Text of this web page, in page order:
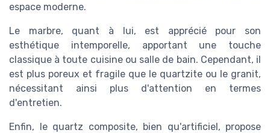
espace moderne.
Le marbre, quant à lui, est apprécié pour son
esthétique intemporelle, apportant une touche
classique à toute cuisine ou salle de bain. Cependant, il
est plus poreux et fragile que le quartzite ou le granit,
nécessitant ainsi plus d'attention en termes
d'entretien.
Enfin, le quartz composite, bien qu'artificiel, propose